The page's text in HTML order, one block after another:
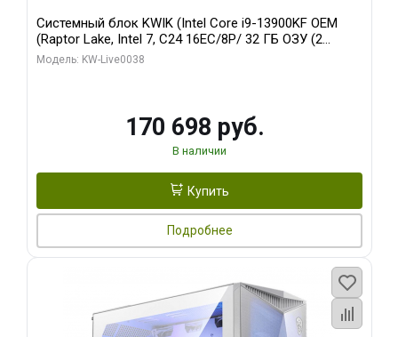
Системный блок KWIK (Intel Core i9-13900KF OEM
(Raptor Lake, Intel 7, C24 16EC/8P/ 32 ГБ ОЗУ (2
модуля)/ Gigabyte RX9070XT GAMING OC 16GB GDDR6
Модель: KW-Live0038
170 698 руб.
В наличии
Купить
Подробнее